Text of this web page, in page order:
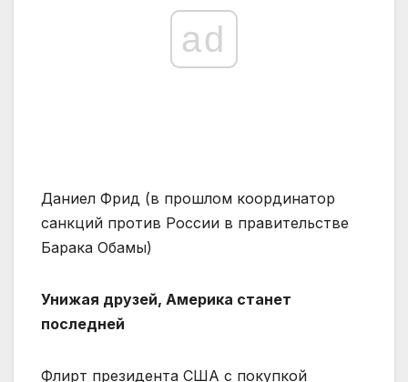
ad
Даниел Фрид (в прошлом координатор
санкций против России в правительстве
Барака Обамы)
Унижая друзей, Америка станет
последней
Флирт президента США с покупкой